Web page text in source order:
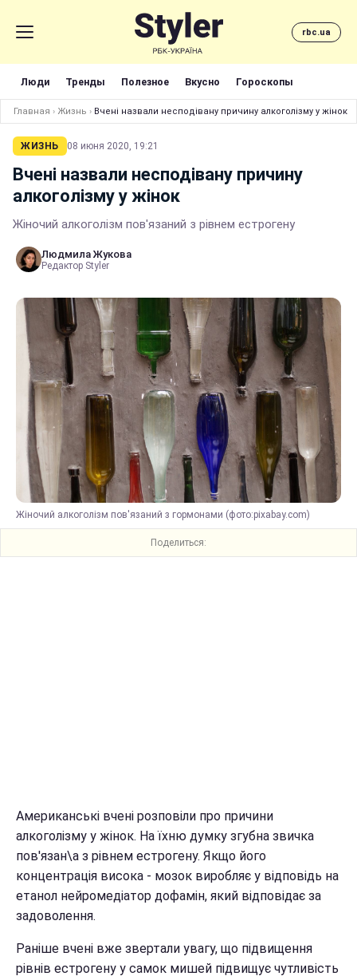
rbc.ua
Люди Тренды Полезное Вкусно Гороскопы
Главная › Жизнь › Вчені назвали несподівану причину алкоголізму у жінок
ЖИЗНЬ 08 июня 2020, 19:21
Вчені назвали несподівану причину
алкоголізму у жінок
Жіночий алкоголізм пов'язаний з рівнем естрогену
Людмила Жукова
Редактор Styler
Жіночий алкоголізм пов'язаний з гормонами (фото:pixabay.com)
Поделиться:
Американські вчені розповіли про причини
алкоголізму у жінок. На їхню думку згубна звичка
пов'язан\а з рівнем естрогену. Якщо його
концентрація висока - мозок виробляє у відповідь на
етанол нейромедіатор дофамін, який відповідає за
задоволення.
Раніше вчені вже звертали увагу, що підвищення
рівнів естрогену у самок мишей підвищує чутливість